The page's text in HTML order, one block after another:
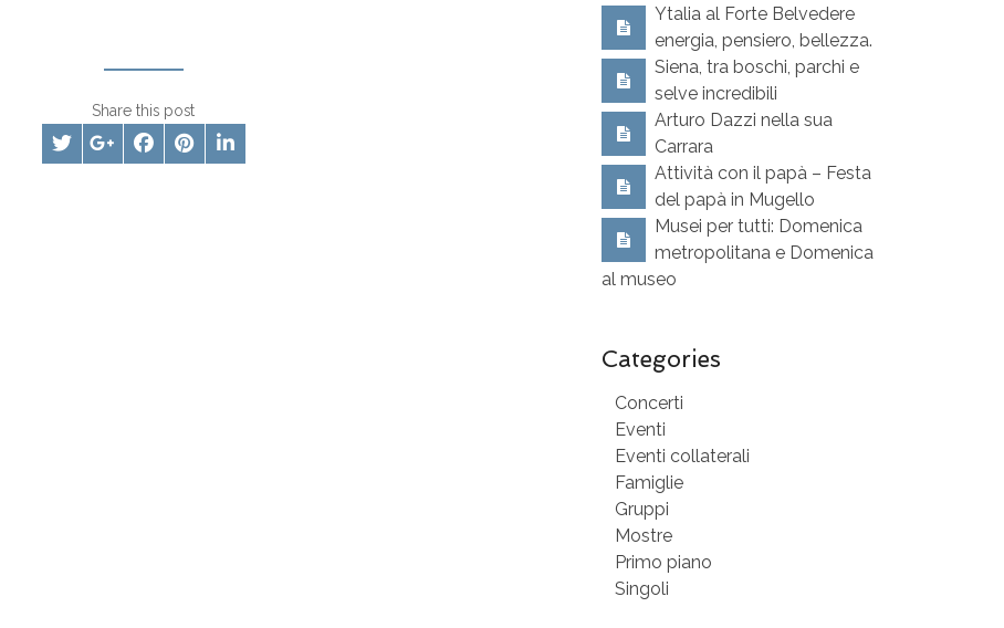
Share this post
Ytalia al Forte Belvedere
energia, pensiero, bellezza.
Siena, tra boschi, parchi e
selve incredibili
Arturo Dazzi nella sua
Carrara
Attività con il papà – Festa
del papà in Mugello
Musei per tutti: Domenica
metropolitana e Domenica
al museo
Categories
Concerti
Eventi
Eventi collaterali
Famiglie
Gruppi
Mostre
Primo piano
Singoli